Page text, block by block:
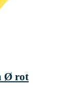
Ø rot